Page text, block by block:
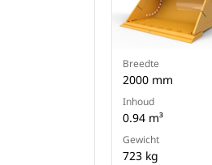
Breedte
2000 mm
Inhoud
0.94 m³
Gewicht
723 kg